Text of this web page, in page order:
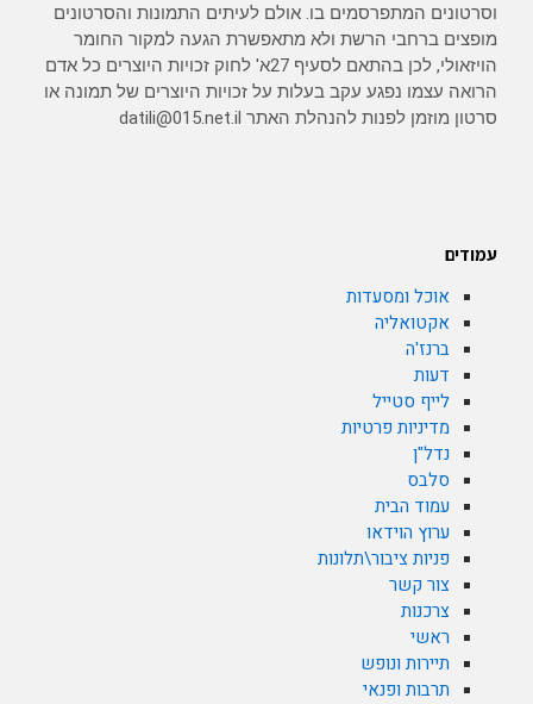
וסרטונים המתפרסמים בו. אולם לעיתים התמונות והסרטונים
מופצים ברחבי הרשת ולא מתאפשרת הגעה למקור החומר
הויזאולי, לכן בהתאם לסעיף 27א' לחוק זכויות היוצרים כל אדם
הרואה עצמו נפגע עקב בעלות על זכויות היוצרים של תמונה או
סרטון מוזמן לפנות להנהלת האתר datili@015.net.il
עמודים
אוכל ומסעדות
אקטואליה
ברנז'ה
דעות
לייף סטייל
מדיניות פרטיות
נדל"ן
סלבס
עמוד הבית
ערוץ הוידאו
פניות ציבור\תלונות
צור קשר
צרכנות
ראשי
תיירות ונופש
תרבות ופנאי